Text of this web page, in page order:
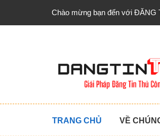
Chào mừng bạn đến với ĐĂNG
TRANG CHỦ VỀ